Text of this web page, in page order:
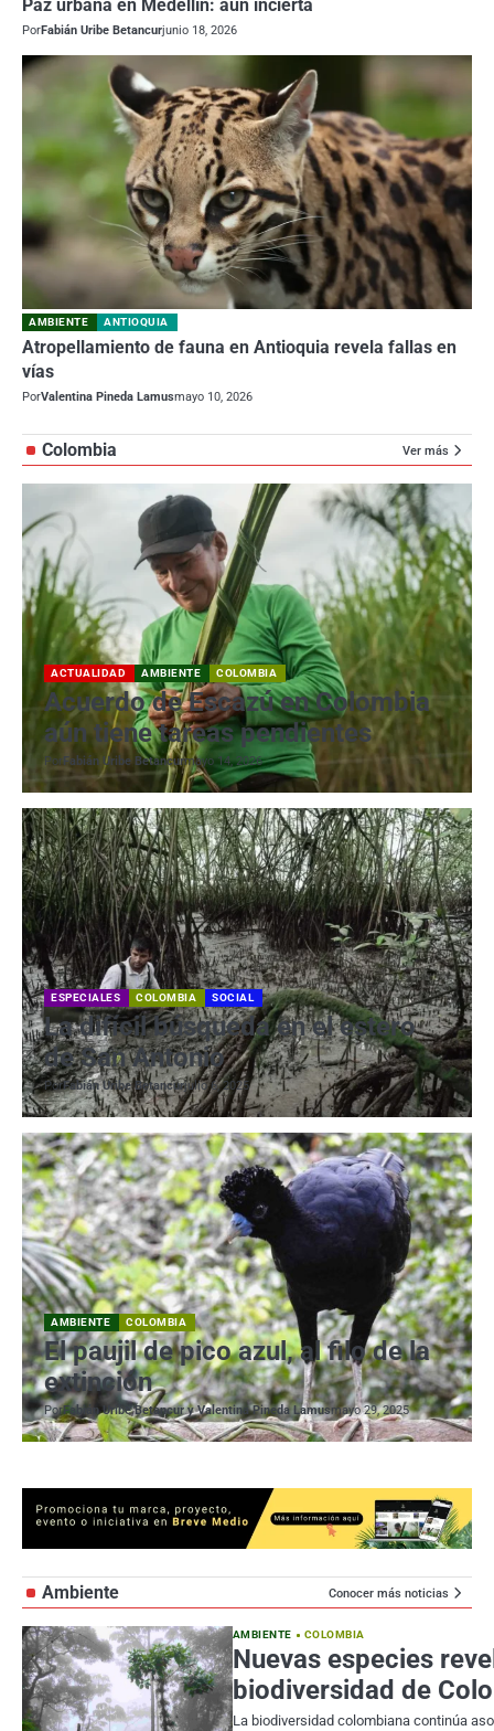
Paz urbana en Medellín: aún incierta
PorFabián Uribe Betancurjunio 18, 2026
AMBIENTE ANTIOQUIA
Atropellamiento de fauna en Antioquia revela fallas en
vías
PorValentina Pineda Lamusmayo 10, 2026
Colombia Ver más
ACTUALIDAD AMBIENTE COLOMBIA
Acuerdo de Escazú en Colombia
aún tiene tareas pendientes
PorFabián Uribe Betancurmayo 14, 2026
ESPECIALES COLOMBIA SOCIAL
La difícil búsqueda en el estero
de San Antonio
PorFabián Uribe Betancurjulio 6, 2025
AMBIENTE COLOMBIA
El paujil de pico azul, al filo de la
extinción
PorFabián Uribe Betancur y Valentina Pineda Lamusmayo 29, 2025
Ambiente Conocer más noticias
AMBIENTE COLOMBIA
Nuevas especies
biodiversidad de
La biodiversidad colombiana continúa